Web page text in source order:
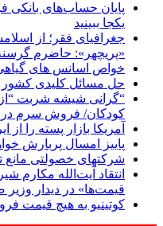
پایان حساب‌های بانکی
یکجا ببینید
جغرافیای فقر؛ از
«پریچهر»: حاضرم
خواص اسانس های گیاهی
حل مسائل کلیدی کشور
“گرانی شیشه شربت “از
کودکان/ فروش سرم در بازار آزاد
آمریکا بازار پسته را
پاییز امسال پربارش
شرکتهای خصولتی مانع
انتقاد آیت‌الله مکارم
قیمت‌ها» در دیدار
کوتینیو به هیچ قیمت